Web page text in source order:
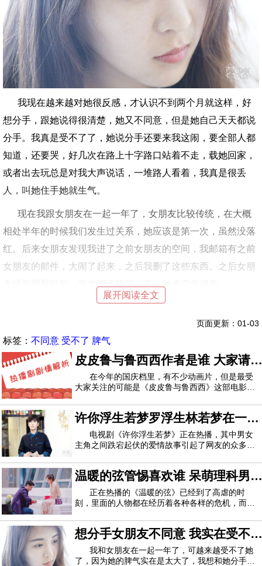
我现在越来越对她很反感，才认识不到两个月就这样，好
想分手，跟她说得很清楚，她又不同意，但是她自己天天都说
分手。我真是受不了了，她说分手还要来我这闹，要全部人都
知道，还要哭，好几次在路上十字路口站着不走，载她回家，
或者出去玩总是对我大声说话，一堆路人看着，我真是很丢
人，叫她住手她就生气。
现在我跟女朋友在一起一年了，女朋友比较传统，在大概
相处半年的时候我们发生过关系，她应该是第一次，虽然没落
红。后来女朋友发现我进了之前女朋友的空间，我邮箱有之前
女朋友的邮件，大闹了起来，之后我删了这些东西。之后女朋
必须说我从来没有主动去跟她争吵，我只是想要么好好相
处，要么就分开，我的想法比较简单些。可是，她经常吵，电
话一直说，在我看来说的都是些没道理的话，近乎是一种精神
暴力，我关机她就联系我身边的人找我。每次闹到分手，她又
不同意。她提出要给她修复处女膜，我同意了，可她还是不同
展开阅读全文
页面更新：01-03
标签： 不同意 受不了 脾气
皮皮鲁与鲁西西作者是谁 大家请
在未成年人陪同下观看
在今年的国庆档里，有不少动画片，但是最受
大家关注的可能是《皮皮鲁与鲁西西》这部电影。
说也会好奇，《皮皮鲁与鲁西西》作者是谁？《皮
皮鲁与鲁西西之罐头小人》这部电影要上映了，是
根据同名的小说改编的，而作者就是著名的童
许你浮生若梦罗浮生林若梦在一起
了吗 两人相爱却没能相守一生
电视剧《许你浮生若梦》正在热播，其中男女
主角之间跌宕起伏的爱情故事引起了网友的众多关
女主角相爱，在一起了，但最后因为种种原因并没
有相守到老。与一般民国剧不同的是，《许你浮生
若梦》的剧情从现代展开：2017年夏，在法国
温暖的弦管惕喜欢谁 呆萌理科男
的追妻历程
正在热播的《温暖的弦》已经到了高虐的时
刻，里面的人物都在经历着各种各样的危机，而管
惕在剧中就是一个呆萌的形象，有着理科男的特征
对于爱情总是盲目的，就连自己喜欢丁小岱这件事
情自己都没有发现，并且还和丁小岱之间出现了
想分手女朋友不同意 我实在受不
了她的臭脾气
我和女朋友在一起一年了，可越来越受不了她
了，因为她的脾气实在是太大了，我想和她分手，